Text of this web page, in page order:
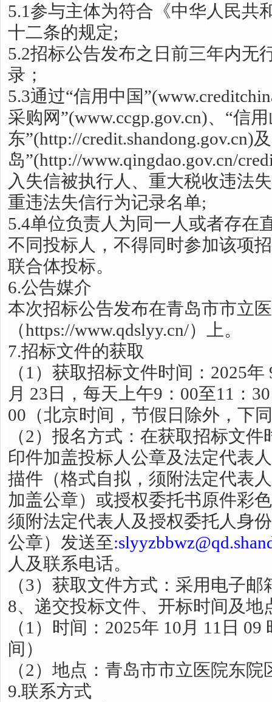
5.1参与主体为符合《中华人民共
十二条的规定;
5.2招标公告发布之日前三年内无
录；
5.3通过“信用中国
采购网”(www.ccgp.gov.cn)、“信
东”(http://credit.shandong.gov.cn)
岛”(http://www.qingdao.gov.cn/
入失信被执行人、重大税收违法
重违法失信行为记录名单;
5.4单位负责人为同一人或者存在
不同投标人，不得同时参加该项
联合体投标。
6.公告媒介
本次招标公告发布在青岛市市立
（https://www.qdslyy.cn/）上。
7.招标文件的获取
（1）获取招标文件时间：2025
月 23日，每天上午9：00至11：
00（北京时间，节假日除外，下
（2）报名方式：在获取招标文
印件加盖投标人公章及法定代表
描件（格式自拟，须附法定代表
加盖公章）或授权委托书原件彩
须附法定代表人及授权委托人身
公章）发送至
人及联系电话。
（3）获取文件方式：采用电子邮
8、递交投标文件、开标时间及地
（1）时间：2025年 10月 11日
间）
（2）地点：青岛市市立医院东院
9.联系方式